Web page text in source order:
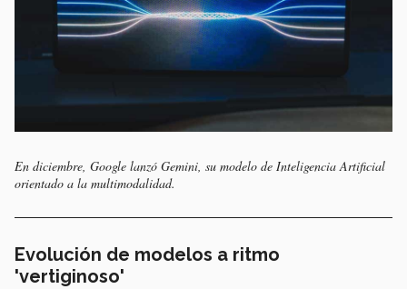
En diciembre, Google lanzó Gemini, su modelo de Inteligencia Artificial
orientado a la multimodalidad.
Evolución de modelos a ritmo
'vertiginoso'